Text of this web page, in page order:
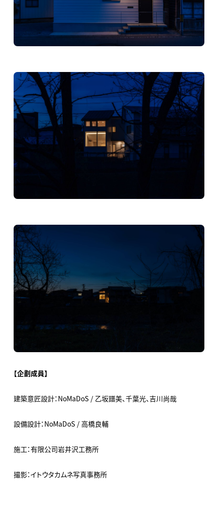
【企劃成員】
建築意匠設計：NoMaDoS / 乙坂譜美、千葉光、吉川尚哉
設備設計：NoMaDoS / 高橋良輔
施工：有限公司岩井沢工務所
撮影：イトウタカムネ写真事務所